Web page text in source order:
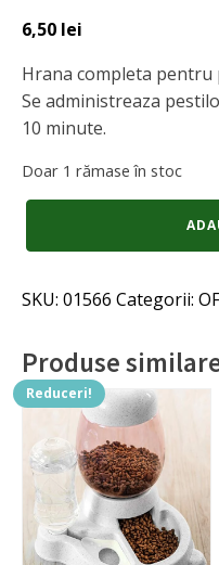
6,50 lei
Hrana completa pentru
Se administreaza
10 minute.
Doar 1 rămase în stoc
x
granule
3,00
mm
SKU: 01566 Categorii:
Produse
Reduceri!